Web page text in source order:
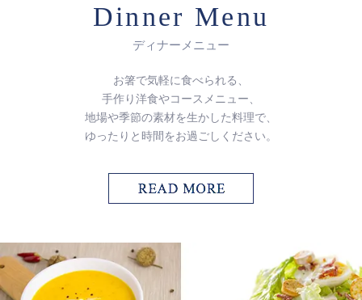
Dinner Menu
ディナーメニュー
お箸で気軽に食べられる、
手作り洋食やコースメニュー、
地場や季節の素材を生かした料理で、
ゆったりと時間をお過ごしください。